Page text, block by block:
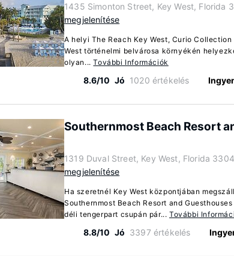
1435 Simonton Street, Key West, Florida
megjelenítése
A helyi The Reach Key West, Curio
West történelmi belvárosa környékén
olyan...További Információk
8.6/10 Jó 1020 értékelés
Southernmost Beach Resort
1319 Duval Street, Key West, Florida
megjelenítése
Ha szeretnél Key West központjában
Southernmost Beach Resort and
déli tengerpart csupán pár...További
8.8/10 Jó 3397 értékelés